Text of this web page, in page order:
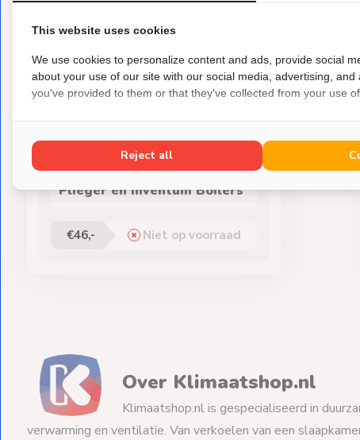
Elektrische Boiler
Aansluitset 12mm voor
Plieger en Inventum Boilers
€46,- Niet op voorraad
Over Klimaatshop.nl
Klimaatshop.nl is gespecialiseerd in
verwarming en ventilatie. Van verkoelen van een
This website uses cookies
We use cookies to personalize content and ads, provide social
about your use of our site with our social media, advertising,
you've provided to them or that they've collected from your use
Reject all